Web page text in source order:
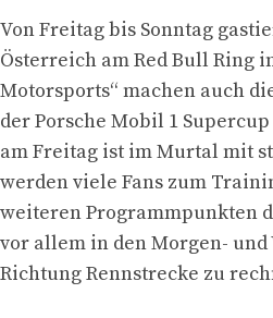
Von Freitag bis Sonntag
Österreich am Red Bull Ring
Motorsports“ machen auch
der Porsche Mobil 1
am Freitag ist im Murtal mit
werden viele Fans zum
weiteren Programmpunkten
vor allem in den Morgen-
Richtung Rennstrecke zu